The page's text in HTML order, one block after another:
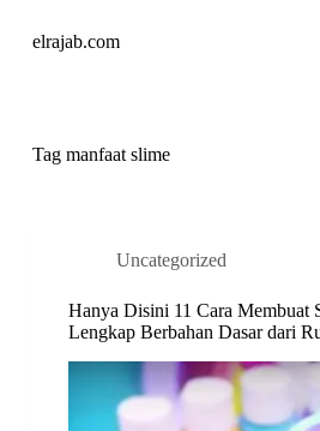
kelrajab.com
Tagmanfaat slime
Uncategorized
Hanya Disini 11 Cara Membuat
Lengkap Berbahan Dasar dari